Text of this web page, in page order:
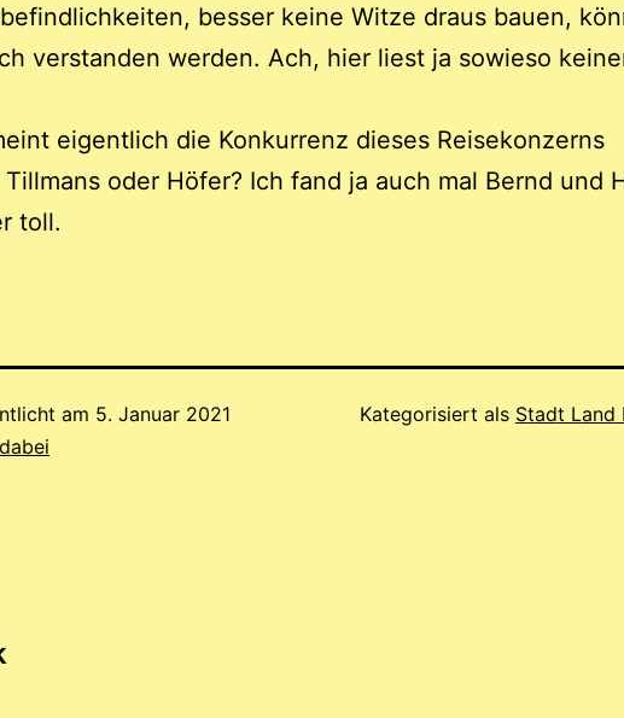
besser keine Witze draus bauen,
verstanden werden. Ach, hier liest ja sowieso
eigentlich die Konkurrenz dieses Reisekonzerns
Tillmans oder Höfer? Ich fand ja auch mal Bernd und
toll.
am 5. Januar 2021
Kategorisiert als Stadt Land